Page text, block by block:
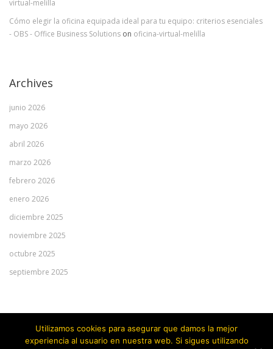
virtual-melilla
Cómo elegir la oficina equipada ideal para tu equipo: criterios esenciales
- OBS - Office Business Solutions on oficina-virtual-melilla
Archives
junio 2026
mayo 2026
abril 2026
marzo 2026
febrero 2026
enero 2026
diciembre 2025
noviembre 2025
octubre 2025
septiembre 2025
Acceder
Utilizamos cookies para asegurar que damos la mejor
experiencia al usuario en nuestra web. Si sigues utilizando